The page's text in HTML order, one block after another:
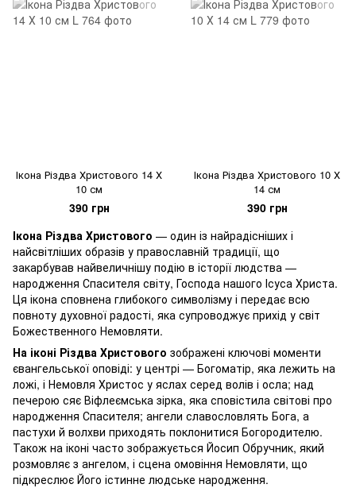
Ікона Різдва Христового 14 Х
10 см
390 грн
Ікона Різдва Христового 10 Х
14 см
390 грн
Ікона Різдва Христового — один із найрадісніших і
найсвітліших образів у православній традиції, що
закарбував найвеличнішу подію в історії людства —
народження Спасителя світу, Господа нашого Ісуса Христа.
Ця ікона сповнена глибокого символізму і передає всю
повноту духовної радості, яка супроводжує прихід у світ
Божественного Немовляти.
На іконі Різдва Христового зображені ключові моменти
євангельської оповіді: у центрі — Богоматір, яка лежить на
ложі, і Немовля Христос у яслах серед волів і осла; над
печерою сяє Віфлеємська зірка, яка сповістила світові про
народження Спасителя; ангели славословлять Бога, а
пастухи й волхви приходять поклонитися Богородителю.
Також на іконі часто зображується Йосип Обручник, який
розмовляє з ангелом, і сцена омовіння Немовляти, що
підкреслює Його істинне людське народження.